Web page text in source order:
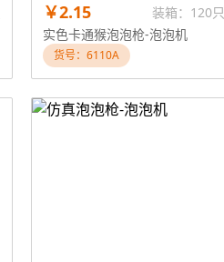
￥2.15
装箱：120只
实色卡通猴泡泡枪-泡泡机
货号：6110A